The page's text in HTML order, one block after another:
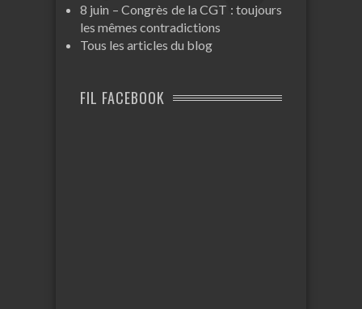
8 juin – Congrès de la CGT : toujours
les mêmes contradictions
Tous les articles du blog
FIL FACEBOOK